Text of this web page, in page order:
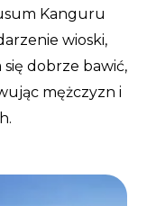
Kanguru
wioski,
dobrze bawić,
mężczyzn i